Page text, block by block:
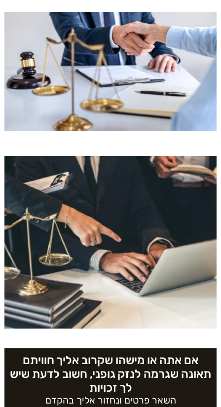
אם אתה או מישהו שקרוב אליך חוויתם
תאונה שגרמה לנזק גופני, חשוב לדעת שיש
לך זכויות
השאר פרטים ונחזור אליך בהקדם